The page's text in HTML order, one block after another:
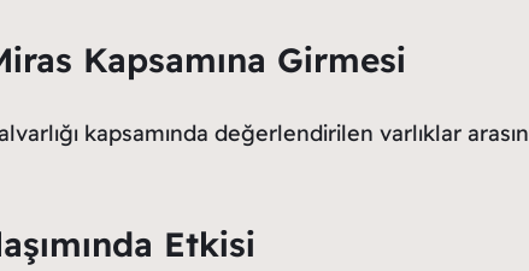
Kapsamına Girmesi
kapsamında değerlendirilen varlıklar
Etkisi